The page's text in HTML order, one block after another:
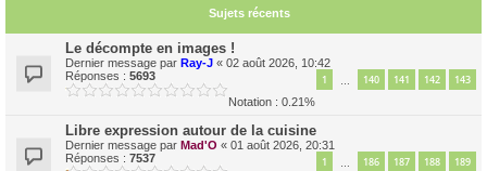
Sujets récents
Le décompte en images !
Dernier message par Ray-J « 02 août 2026, 10:42
Réponses : 5693 1 140 141 142 143
Notation : 0.21%
Libre expression autour de la cuisine
Dernier message par Mad'O « 01 août 2026, 20:31
Réponses : 7537 1 186 187 188 189